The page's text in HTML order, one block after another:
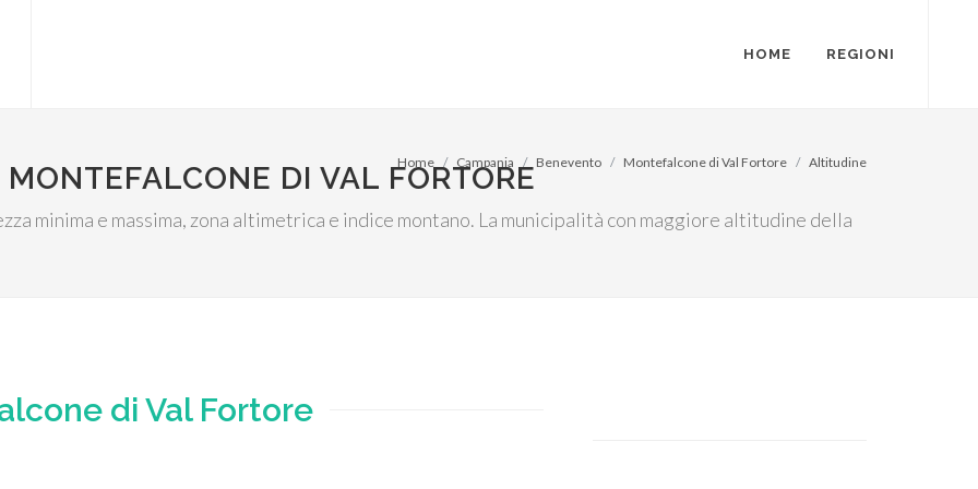
HOME REGIONI
DI VAL FORTORE
minima e massima, zona altimetrica e indice montano. La municipalità con maggiore altitudine della
Home Campania Benevento Montefalcone di Val Fortore Altitudine
di Val Fortore